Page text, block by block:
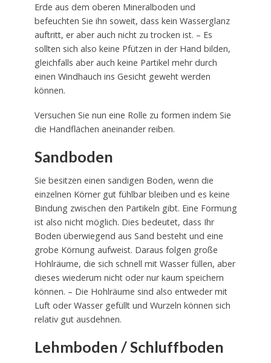
Erde aus dem oberen Mineralboden und
befeuchten Sie ihn soweit, dass kein Wasserglanz
auftritt, er aber auch nicht zu trocken ist. – Es
sollten sich also keine Pfützen in der Hand bilden,
gleichfalls aber auch keine Partikel mehr durch
einen Windhauch ins Gesicht geweht werden
können.
Versuchen Sie nun eine Rolle zu formen indem Sie
die Handflächen aneinander reiben.
Sandboden
Sie besitzen einen sandigen Boden, wenn die
einzelnen Körner gut fühlbar bleiben und es keine
Bindung zwischen den Partikeln gibt. Eine Formung
ist also nicht möglich. Dies bedeutet, dass Ihr
Boden überwiegend aus Sand besteht und eine
grobe Körnung aufweist. Daraus folgen große
Hohlräume, die sich schnell mit Wasser füllen, aber
dieses wiederum nicht oder nur kaum speichern
können. – Die Hohlräume sind also entweder mit
Luft oder Wasser gefüllt und Wurzeln können sich
relativ gut ausdehnen.
Lehmboden / Schluffboden